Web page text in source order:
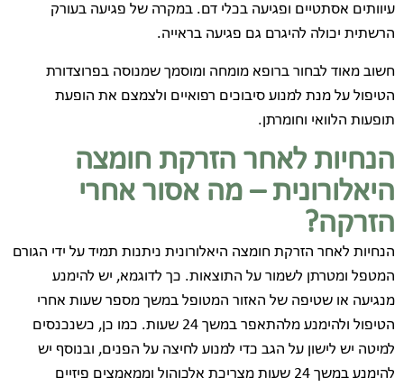
עיוותים אסתטיים ופגיעה בכלי דם. במקרה של פגיעה בעורק
הרשתית יכולה להיגרם גם פגיעה בראייה.
חשוב מאוד לבחור ברופא מומחה ומוסמך שמנוסה בפרוצדורת
הטיפול על מנת למנוע סיבוכים רפואיים ולצמצם את הופעת
תופעות הלוואי וחומרתן.
הנחיות לאחר הזרקת חומצה
היאלורונית – מה אסור אחרי
הזרקה?
הנחיות לאחר הזרקת חומצה היאלורונית ניתנות תמיד על ידי הגורם
המטפל ומטרתן לשמור על התוצאות. כך לדוגמא, יש להימנע
מנגיעה או שטיפה של האזור המטופל במשך מספר שעות אחרי
הטיפול ולהימנע מלהתאפר במשך 24 שעות. כמו כן, כשנכנסים
למיטה יש לישון על הגב כדי למנוע לחיצה על הפנים, ובנוסף יש
להימנע במשך 24 שעות מצריכת אלכוהול וממאמצים פיזיים